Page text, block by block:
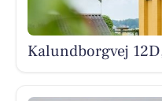
Kalundborgvej